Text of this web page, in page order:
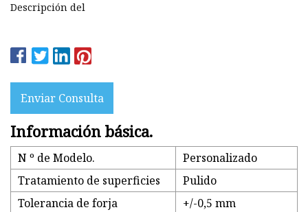
Descripción del
Enviar Consulta
Información básica.
N º de Modelo.
Personalizado
Tratamiento de superficies
Pulido
Tolerancia de forja
+/-0,5 mm